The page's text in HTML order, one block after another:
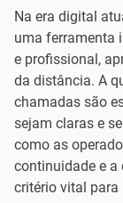
Na era digital
uma ferramenta
e profissional,
da distância. A
chamadas são
sejam claras e
como as
continuidade e a
critério vital para